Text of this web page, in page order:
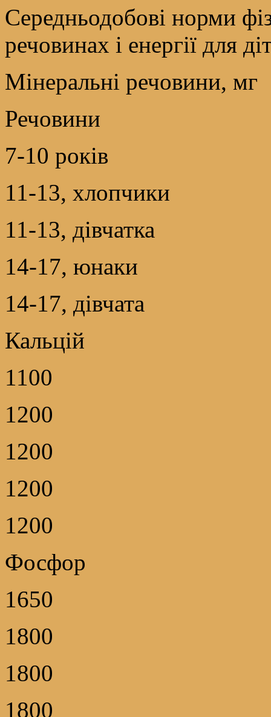
Середньодобові норми
речовинах і енергії для
Мінеральні речовини, мг
Речовини
7-10 років
11-13, хлопчики
11-13, дівчатка
14-17, юнаки
14-17, дівчата
Кальцій
1100
1200
1200
1200
1200
Фосфор
1650
1800
1800
1800